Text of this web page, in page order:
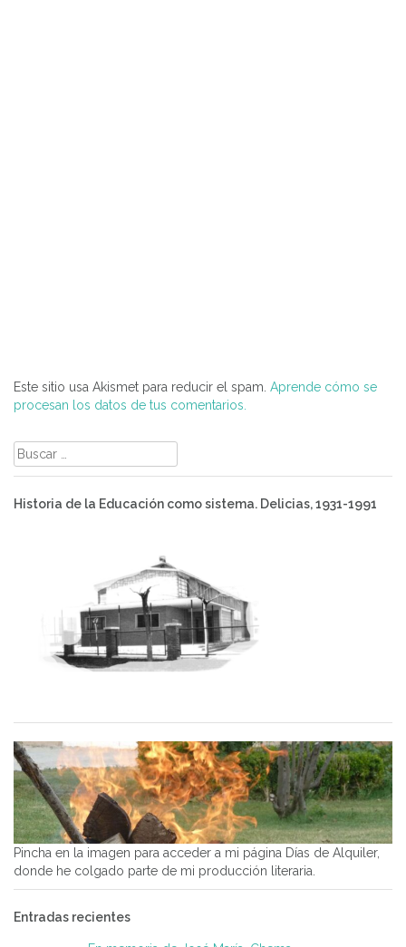
Este sitio usa Akismet para reducir el spam. Aprende cómo se
procesan los datos de tus comentarios.
Buscar:
Historia de la Educación como sistema. Delicias, 1931-1991
Pincha en la imagen para acceder a mi página Días de Alquiler,
donde he colgado parte de mi producción literaria.
Entradas recientes